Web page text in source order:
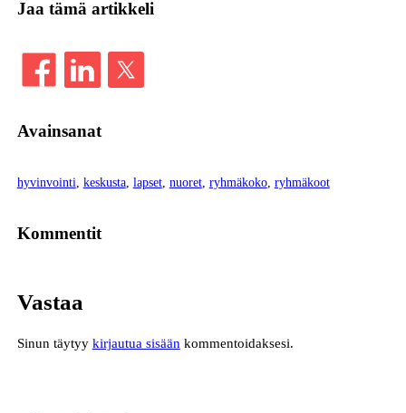
Jaa tämä artikkeli
Avainsanat
hyvinvointi, keskusta, lapset, nuoret, ryhmäkoko, ryhmäkoot
Kommentit
Vastaa
Sinun täytyy kirjautua sisään kommentoidaksesi.